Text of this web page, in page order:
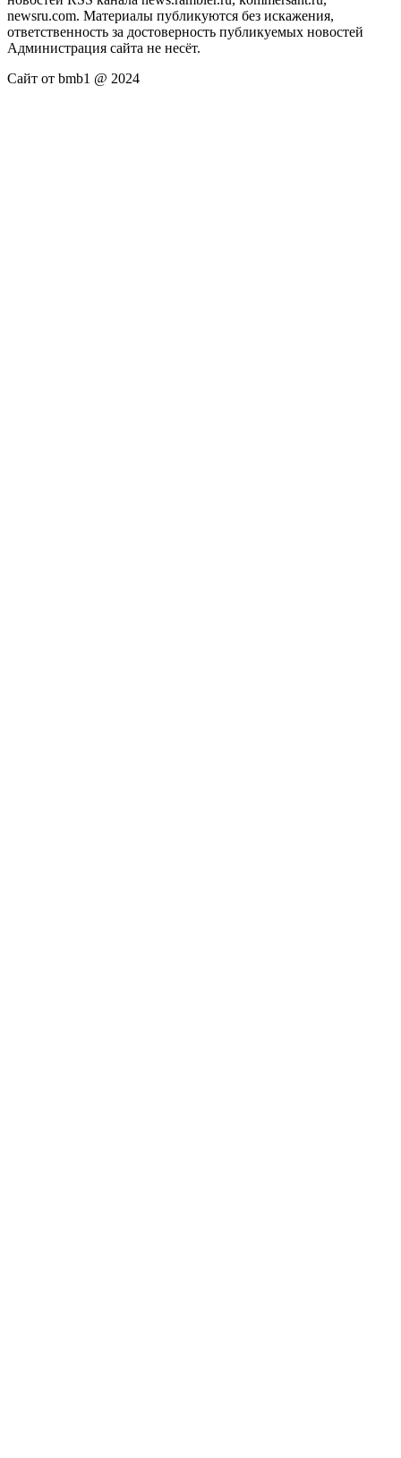
newsru.com. Материалы публикуются без искажения,
ответственность за достоверность публикуемых новостей
Администрация сайта не несёт.
Сайт от bmb1 @ 2024